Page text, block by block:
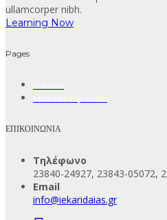
ullamcorper nibh.
Learning Now
Pages
ΕΠΙΚΟΙΝΩΝΙΑ
Τηλέφωνο
23840-24927, 23843-05072,
Email
info@iekaridaias.gr